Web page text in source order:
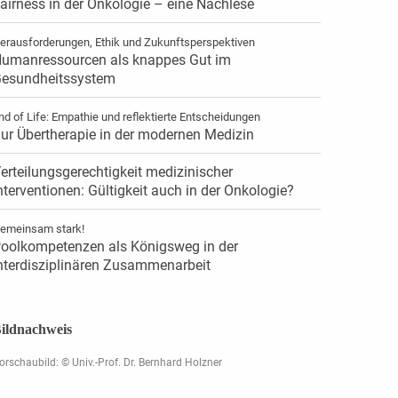
in der Onkologie – eine Nachlese
Ethik und Zukunftsperspektiven
als knappes Gut im
of Life: Empathie und reflektierte Entscheidungen
Übertherapie in der modernen Medizin
medizinischer
Gültigkeit auch in der Onkologie?
stark!
als Königsweg in der
Zusammenarbeit
© Univ.-Prof. Dr. Bernhard Holzner